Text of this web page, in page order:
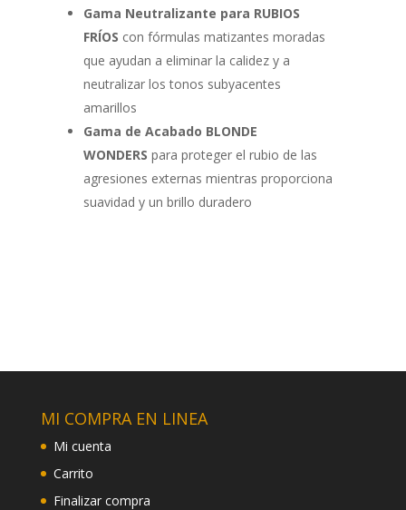
Gama Neutralizante para RUBIOS
FRÍOS con fórmulas matizantes moradas
que ayudan a eliminar la calidez y a
neutralizar los tonos subyacentes
amarillos
Gama de Acabado BLONDE
WONDERS para proteger el rubio de las
agresiones externas mientras proporciona
suavidad y un brillo duradero
MI COMPRA EN LINEA
Mi cuenta
Carrito
Finalizar compra